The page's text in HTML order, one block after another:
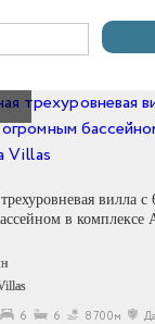
вилла
в комплексе
6 6 8700м Да